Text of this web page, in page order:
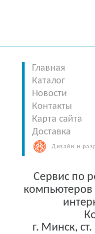
Главная
Каталог
Новости
Контакты
Карта сайта
Доставка
Дизайн и
Сервис по
г. Минск,